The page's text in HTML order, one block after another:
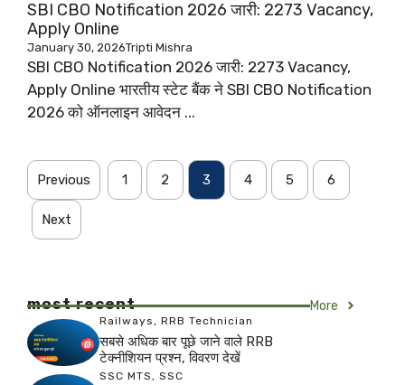
SBI CBO Notification 2026 जारी: 2273 Vacancy,
Apply Online
January 30, 2026Tripti Mishra
SBI CBO Notification 2026 जारी: 2273 Vacancy,
Apply Online भारतीय स्टेट बैंक ने SBI CBO Notification
2026 को ऑनलाइन आवेदन ...
Previous 1 2 3 4 5 6
Next
most recent More
Railways , RRB Technician
सबसे अधिक बार पूछे जाने वाले RRB
टेक्नीशियन प्रश्न, विवरण देखें
SSC MTS , SSC